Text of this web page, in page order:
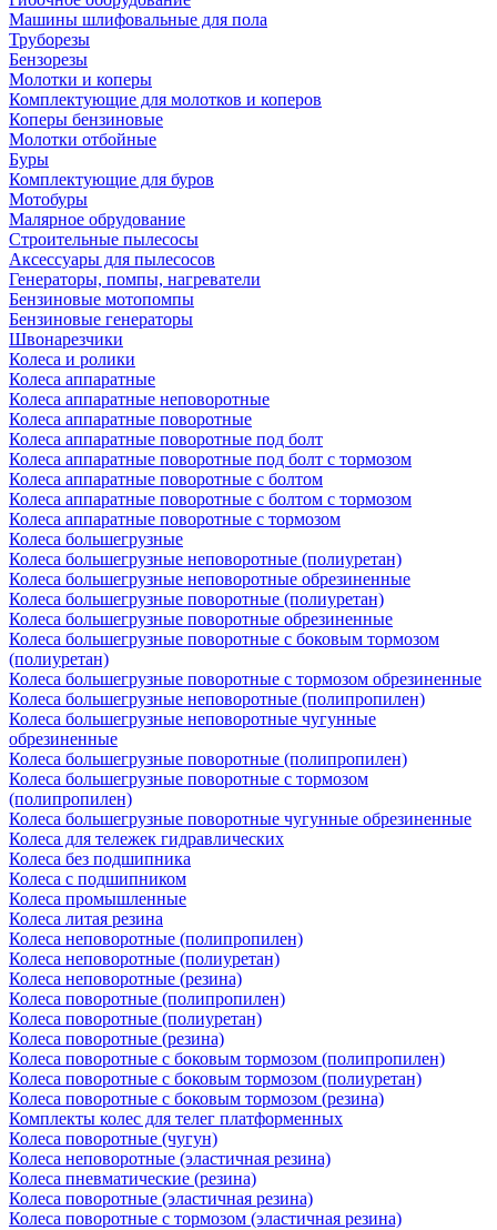
Машины шлифовальные для пола
Труборезы
Бензорезы
Молотки и коперы
Комплектующие для молотков и коперов
Коперы бензиновые
Молотки отбойные
Буры
Комплектующие для буров
Мотобуры
Малярное обрудование
Строительные пылесосы
Аксессуары для пылесосов
Генераторы, помпы, нагреватели
Бензиновые мотопомпы
Бензиновые генераторы
Швонарезчики
Колеса и ролики
Колеса аппаратные
Колеса аппаратные неповоротные
Колеса аппаратные поворотные
Колеса аппаратные поворотные под болт
Колеса аппаратные поворотные под болт с тормозом
Колеса аппаратные поворотные с болтом
Колеса аппаратные поворотные с болтом с тормозом
Колеса аппаратные поворотные с тормозом
Колеса большегрузные
Колеса большегрузные неповоротные (полиуретан)
Колеса большегрузные неповоротные обрезиненные
Колеса большегрузные поворотные (полиуретан)
Колеса большегрузные поворотные обрезиненные
Колеса большегрузные поворотные с боковым тормозом
(полиуретан)
Колеса большегрузные поворотные с тормозом обрезиненные
Колеса большегрузные неповоротные (полипропилен)
Колеса большегрузные неповоротные чугунные
обрезиненные
Колеса большегрузные поворотные (полипропилен)
Колеса большегрузные поворотные с тормозом
(полипропилен)
Колеса большегрузные поворотные чугунные обрезиненные
Колеса для тележек гидравлических
Колеса без подшипника
Колеса с подшипником
Колеса промышленные
Колеса литая резина
Колеса неповоротные (полипропилен)
Колеса неповоротные (полиуретан)
Колеса неповоротные (резина)
Колеса поворотные (полипропилен)
Колеса поворотные (полиуретан)
Колеса поворотные (резина)
Колеса поворотные c боковым тормозом (полипропилен)
Колеса поворотные c боковым тормозом (полиуретан)
Колеса поворотные c боковым тормозом (резина)
Комплекты колес для телег платформенных
Колеса поворотные (чугун)
Колеса неповоротные (эластичная резина)
Колеса пневматические (резина)
Колеса поворотные (эластичная резина)
Колеса поворотные c тормозом (эластичная резина)